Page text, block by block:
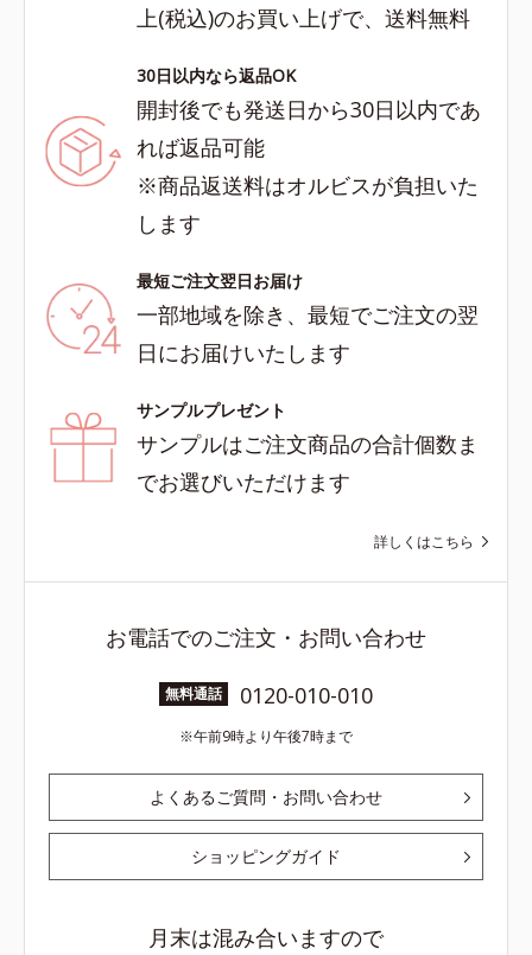
上(税込)のお買い上げで、送料無料
30日以内なら返品OK
開封後でも発送日から30日以内であ
れば返品可能
※商品返送料はオルビスが負担いた
します
最短ご注文翌日お届け
一部地域を除き、最短でご注文の翌
日にお届けいたします
サンプルプレゼント
サンプルはご注文商品の合計個数ま
でお選びいただけます
詳しくはこちら
お電話でのご注文・お問い合わせ
無料通話 0120-010-010
午前9時より午後7時まで
よくあるご質問・お問い合わせ
ショッピングガイド
月末は混み合いますので